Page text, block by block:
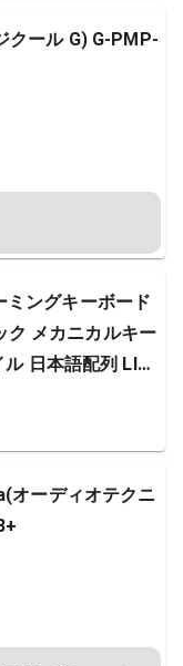
クール G) G-PMP-
ングキーボード
ク メカニカルキー
日本語配列 LIG
音 G512 Carbon
メーカー保証
オーディオテクニ